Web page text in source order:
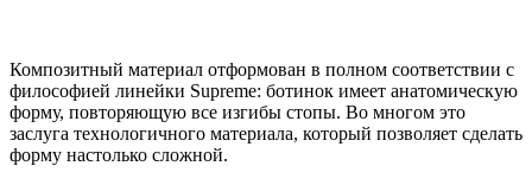
Композитный материал отформован в полном соответствии с
философией линейки Supreme: ботинок имеет анатомическую
форму, повторяющую все изгибы стопы. Во многом это
заслуга технологичного материала, который позволяет сделать
форму настолько сложной.